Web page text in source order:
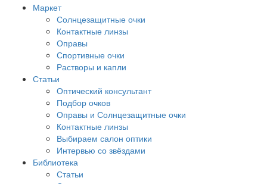
Маркет
Солнцезащитные очки
Контактные линзы
Оправы
Спортивные очки
Растворы и капли
Статьи
Оптический консультант
Подбор очков
Оправы и Солнцезащитные очки
Контактные линзы
Выбираем салон оптики
Интервью со звёздами
Библиотека
Статьи